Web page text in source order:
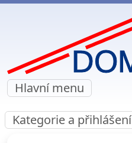
Hlavní menu
Kategorie a přihlášení